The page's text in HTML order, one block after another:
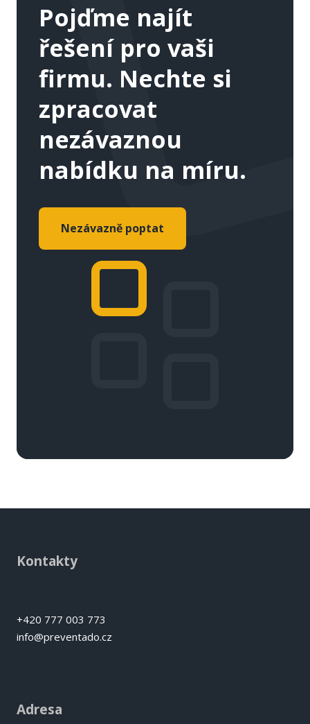
Pojďme najít
řešení pro vaši
firmu. Nechte si
zpracovat
nezávaznou
nabídku na míru.
Nezávazně poptat
Kontakty
+420 777 003 773
info@preventado.cz
Adresa